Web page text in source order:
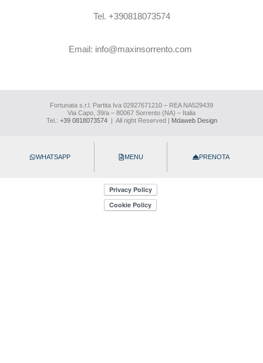
Tel. +390818073574
Email: info@maxinsorrento.com
Fortunata s.r.l. Partita Iva 02927671210 – REA NA529439
Via Capo, 39/a – 80067 Sorrento (NA) – Italia
Tel.: +39 0818073574| All right Reserved | Mdaweb Design
WHATSAPP MENU PRENOTA